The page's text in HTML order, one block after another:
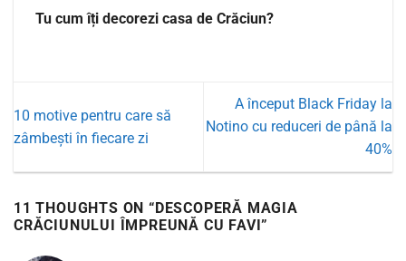
Tu cum îți decorezi casa de Crăciun?
10 motive pentru care să
zâmbești în fiecare zi
A început Black Friday la
Notino cu reduceri de până la
40%
11 THOUGHTS ON “DESCOPERĂ MAGIA
CRĂCIUNULUI ÎMPREUNĂ CU FAVI”